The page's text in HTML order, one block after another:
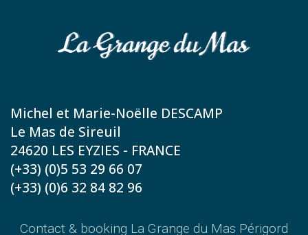
Michel et Marie-Noëlle DESCAMP
Le Mas de Sireuil
24620 LES EYZIES - FRANCE
(+33) (0)5 53 29 66 07
(+33) (0)6 32 84 82 96
Contact & booking La Grange du Mas Périgord